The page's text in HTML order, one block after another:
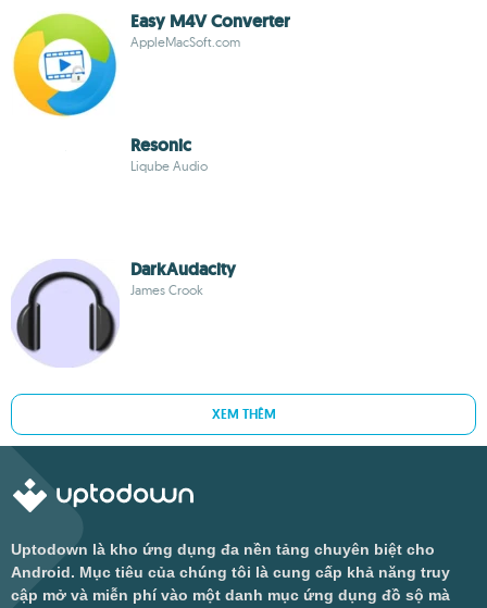
Easy M4V Converter
AppleMacSoft.com
Resonic
Liqube Audio
DarkAudacity
James Crook
XEM THÊM
Uptodown là kho ứng dụng đa nền tảng chuyên biệt cho
Android. Mục tiêu của chúng tôi là cung cấp khả năng truy
cập mở và miễn phí vào một danh mục ứng dụng đồ sộ mà